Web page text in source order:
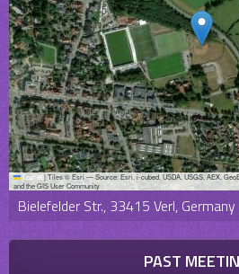
Leaflet |Tiles © Esri — Source: Esri, i-cubed, USDA, USGS, AEX,
and the GIS User Community
Bielefelder Str., 33415 Verl, Germany
PAST